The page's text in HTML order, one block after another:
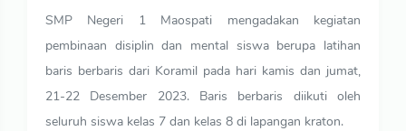
SMP Negeri 1 Maospati mengadakan kegiatan
pembinaan disiplin dan mental siswa berupa latihan
baris berbaris dari Koramil pada hari kamis dan jumat,
21-22 Desember 2023. Baris berbaris diikuti oleh
seluruh siswa kelas 7 dan kelas 8 di lapangan kraton.